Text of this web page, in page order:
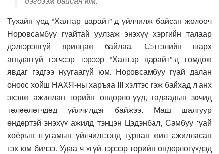
Тухайн үед “Халтар царайт”-д үйлчилж байсан жолооч
Норовсамбуу гуайтай уулзаж энэхүү хэргийн талаар
дэлгэрэнгүй ярилцаж байлаа. Сэтгэлийн шарх
аньдаггүй гэгчээр тэрээр “Халтар царайт”-д гомдож
явдаг гэдгээ нуугаагүй юм. Норовсамбуу гуай далан
оноос хойш НАХЯ-ны харъяа III хэлтэс гэж байхад л анх
эхэлж ажиллан төрийн өндөрлөгүүд, гадаадын зочид
төлөөлөгчдөд үйлчилдэг байжээ. Маш шалгуур
өндөртэй энэхүү ажилд тэнцэн Цэдэнбал, Самбуу гуай
хоёрын шугамын үйлчилгээнд гурван жил ажилласан
гэх юм билээ. Удаа ч үгүй тэрээр төрийн өндөрлөгүүдэд